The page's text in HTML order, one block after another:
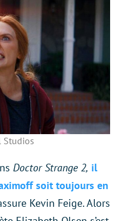
Studios
Doctor Strange 2, il
soit toujours en
Kevin Feige. Alors